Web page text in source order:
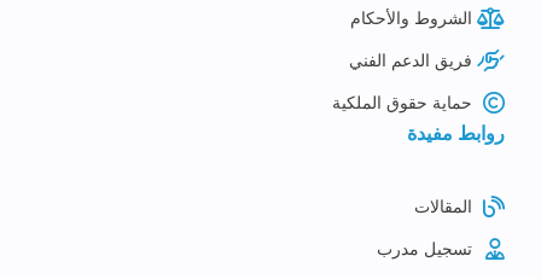
الشروط والأحكام
فريق الدعم الفني
حماية حقوق الملكية
روابط مفيدة
المقالات
تسجيل مدرب